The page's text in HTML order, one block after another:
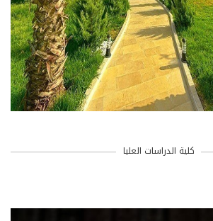
كلية الدراسات العليا